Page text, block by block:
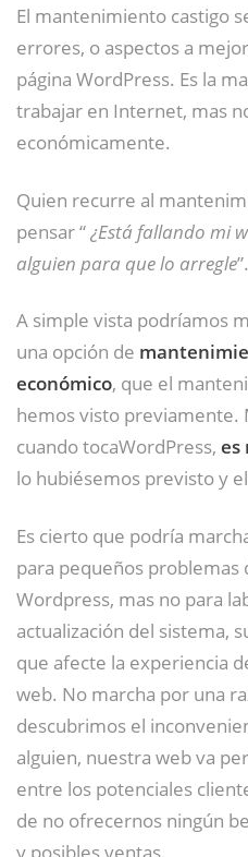
El mantenimiento castigo
errores, o aspectos a
página WordPress. Es la
trabajar en Internet, mas
económicamente.
Quien recurre al
pensar “¿Está fallando mi
alguien para que lo arregle”.
A simple vista podríamos
una opción de
económico, que el
hemos visto previamente.
cuando tocaWordPress, es
lo hubiésemos previsto y
Es cierto que podría
para pequeños
Wordpress, mas no para
actualización del sistema,
que afecte la experiencia
web. No marcha por una
descubrimos el
alguien, nuestra web va
entre los potenciales
de no ofrecernos ningún